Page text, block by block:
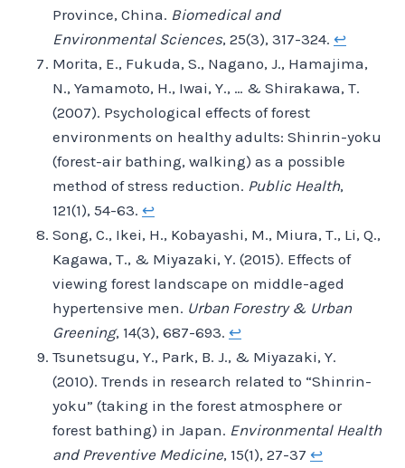
Province, China. Biomedical and
Environmental Sciences, 25(3), 317-324. ↩︎
Morita, E., Fukuda, S., Nagano, J., Hamajima,
N., Yamamoto, H., Iwai, Y., … & Shirakawa, T.
(2007). Psychological effects of forest
environments on healthy adults: Shinrin-yoku
(forest-air bathing, walking) as a possible
method of stress reduction. Public Health,
121(1), 54-63. ↩︎
Song, C., Ikei, H., Kobayashi, M., Miura, T., Li, Q.,
Kagawa, T., & Miyazaki, Y. (2015). Effects of
viewing forest landscape on middle-aged
hypertensive men. Urban Forestry & Urban
Greening, 14(3), 687-693. ↩︎
Tsunetsugu, Y., Park, B. J., & Miyazaki, Y.
(2010). Trends in research related to “Shinrin-
yoku” (taking in the forest atmosphere or
forest bathing) in Japan. Environmental Health
and Preventive Medicine, 15(1), 27-37 ↩︎